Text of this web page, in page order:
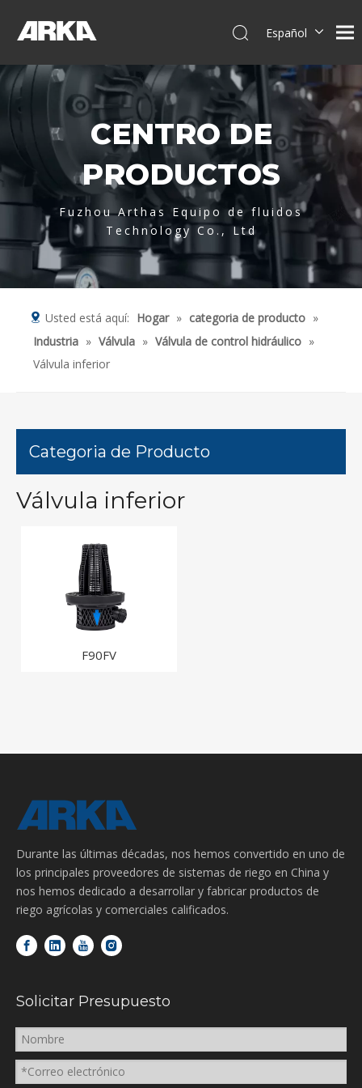
Español
简体中文
العربية
Français
Pусский
Italiano
CENTRO DE
PRODUCTOS
Fuzhou Arthas Equipo de fluidos
Technology Co., Ltd
Usted está aquí: Hogar » categoria de producto »
Industria » Válvula » Válvula de control hidráulico »
Válvula inferior
Categoria de Producto
Válvula inferior
F90FV
Durante las últimas décadas, nos hemos convertido en uno de
los principales proveedores de sistemas de riego en China y
nos hemos dedicado a desarrollar y fabricar productos de
riego agrícolas y comerciales calificados.
Solicitar Presupuesto